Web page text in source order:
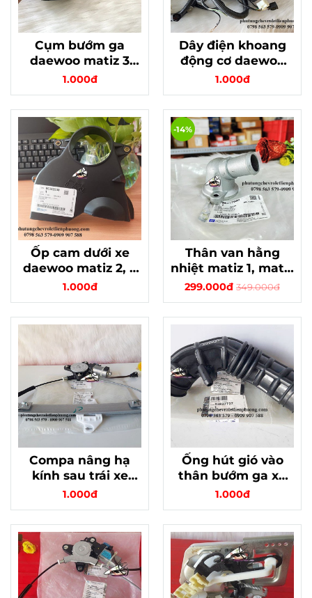
Cụm bướm ga
daewoo matiz 3
spark m200 chính
25185782
1.000đ
Dây điện khoang
động cơ daewoo
matiz 1, 2 chính
1.000đ
Ốp cam dưới xe
daewoo matiz 2, 3
chính hãng gm mã
1.000đ
Thân van hằng
nhiệt matiz 1, matiz
2, matiz 3 - chính
299.000đ 349.000đ
-14%
Compa nâng hạ
kính sau trái xe
spark m300 chính
95394104
1.000đ
Ống hút gió vào
thân bướm ga xe
matiz 3 spark
mã 96827737
1.000đ